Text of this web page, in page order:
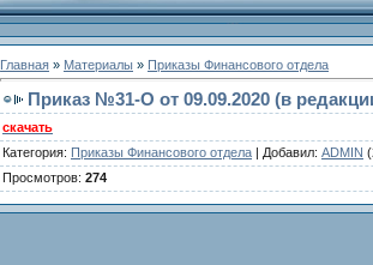
Главная » Материалы » Приказы Финансового отдела
Приказ №31-O от 09.09.2020 (в
скачать
Категория: Приказы Финансового отдела | Добавил: ADMIN
Просмотров: 274